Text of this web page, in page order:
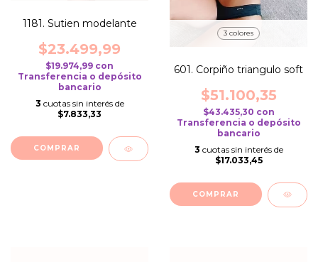
1181. Sutien modelante
$23.499,99
$19.974,99 con
Transferencia o depósito
bancario
3 cuotas sin interés de
$7.833,33
COMPRAR
3 colores
601. Corpiño triangulo soft
$51.100,35
$43.435,30 con
Transferencia o depósito
bancario
3 cuotas sin interés de
$17.033,45
COMPRAR